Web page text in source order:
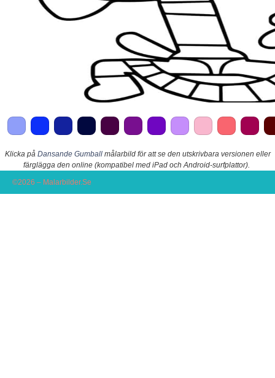
Klicka på Dansande Gumballmålarbild för att se den utskrivbara versionen eller
färglägga den online (kompatibel med iPad och Android-surfplattor).
©2026 – Malarbilder.Se